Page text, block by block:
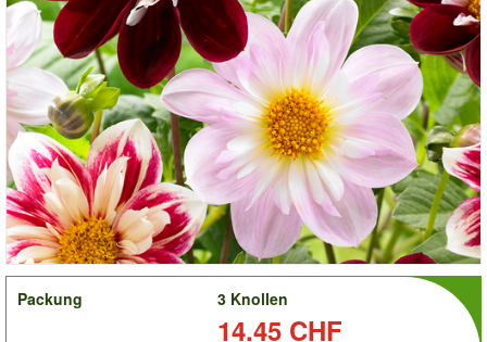
order
Packung
3 Knollen
14.45 CHF